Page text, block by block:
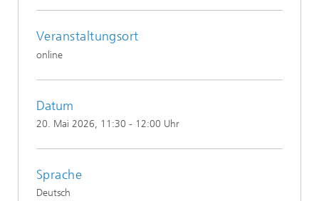
Veranstaltungsort
online
Datum
20. Mai 2026, 11:30 - 12:00 Uhr
Sprache
Deutsch